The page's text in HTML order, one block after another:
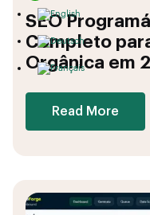
SEO
Completo
Orgânica em
Read More